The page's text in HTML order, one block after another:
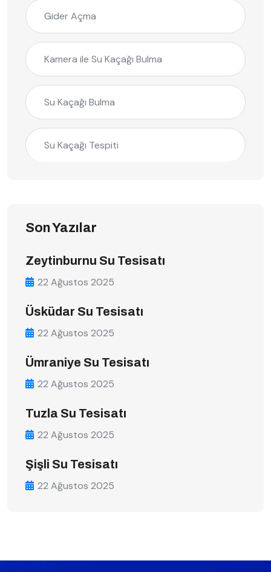
Gider Açma
Kamera ile Su Kaçağı Bulma
Su Kaçağı Bulma
Su Kaçağı Tespiti
Son Yazılar
Zeytinburnu Su Tesisatı
22 Ağustos 2025
Üsküdar Su Tesisatı
22 Ağustos 2025
Ümraniye Su Tesisatı
22 Ağustos 2025
Tuzla Su Tesisatı
22 Ağustos 2025
Şişli Su Tesisatı
22 Ağustos 2025